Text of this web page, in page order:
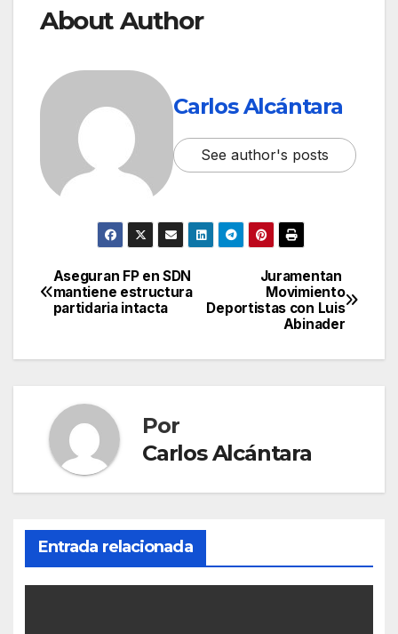
About Author
Carlos Alcántara
See author's posts
Navegación
de
entradas
Juramentan
Movimiento
Deportistas con Luis
Abinader
Aseguran FP en SDN
mantiene estructura
partidaria intacta
Por
Carlos Alcántara
Entrada relacionada